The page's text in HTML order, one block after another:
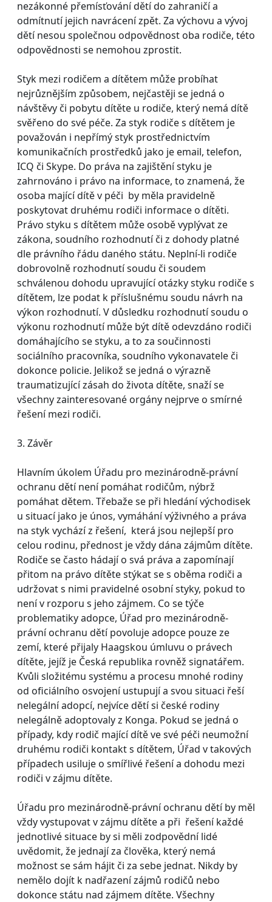
nezákonné přemísťování dětí do zahraničí a
odmítnutí jejich navrácení zpět. Za výchovu a vývoj
dětí nesou společnou odpovědnost oba rodiče, této
odpovědnosti se nemohou zprostit.
Styk mezi rodičem a dítětem může probíhat
nejrůznějším způsobem, nejčastěji se jedná o
návštěvy či pobytu dítěte u rodiče, který nemá dítě
svěřeno do své péče. Za styk rodiče s dítětem je
považován i nepřímý styk prostřednictvím
komunikačních prostředků jako je email, telefon,
ICQ či Skype. Do práva na zajištění styku je
zahrnováno i právo na informace, to znamená, že
osoba mající dítě v péči by měla pravidelně
poskytovat druhému rodiči informace o dítěti.
Právo styku s dítětem může osobě vyplývat ze
zákona, soudního rozhodnutí či z dohody platné
dle právního řádu daného státu. Neplní-li rodiče
dobrovolně rozhodnutí soudu či soudem
schválenou dohodu upravující otázky styku rodiče s
dítětem, lze podat k příslušnému soudu návrh na
výkon rozhodnutí. V důsledku rozhodnutí soudu o
výkonu rozhodnutí může být dítě odevzdáno rodiči
domáhajícího se styku, a to za součinnosti
sociálního pracovníka, soudního vykonavatele či
dokonce policie. Jelikož se jedná o výrazně
traumatizující zásah do života dítěte, snaží se
všechny zainteresované orgány nejprve o smírné
řešení mezi rodiči.
3. Závěr
Hlavním úkolem Úřadu pro mezinárodně-právní
ochranu dětí není pomáhat rodičům, nýbrž
pomáhat dětem. Třebaže se při hledání východisek
u situací jako je únos, vymáhání výživného a práva
na styk vychází z řešení, která jsou nejlepší pro
celou rodinu, přednost je vždy dána zájmům dítěte.
Rodiče se často hádají o svá práva a zapomínají
přitom na právo dítěte stýkat se s oběma rodiči a
udržovat s nimi pravidelné osobní styky, pokud to
není v rozporu s jeho zájmem. Co se týče
problematiky adopce, Úřad pro mezinárodně-
právní ochranu dětí povoluje adopce pouze ze
zemí, které přijaly Haagskou úmluvu o právech
dítěte, jejíž je Česká republika rovněž signatářem.
Kvůli složitému systému a procesu mnohé rodiny
od oficiálního osvojení ustupují a svou situaci řeší
nelegální adopcí, nejvíce dětí si české rodiny
nelegálně adoptovaly z Konga. Pokud se jedná o
případy, kdy rodič mající dítě ve své péči neumožní
druhému rodiči kontakt s dítětem, Úřad v takových
případech usiluje o smířlivé řešení a dohodu mezi
rodiči v zájmu dítěte.
Úřadu pro mezinárodně-právní ochranu dětí by měl
vždy vystupovat v zájmu dítěte a při řešení každé
jednotlivé situace by si měli zodpovědní lidé
uvědomit, že jednají za člověka, který nemá
možnost se sám hájit či za sebe jednat. Nikdy by
nemělo dojít k nadřazení zájmů rodičů nebo
dokonce státu nad zájmem dítěte. Všechny